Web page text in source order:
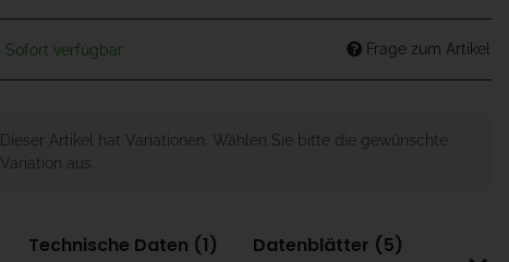
Sofort verfügbar Frage zum Artikel
x
Dieser Artikel hat Variationen. Wählen Sie bitte die gewünschte
Variation aus.
Technische Daten (1) Datenblätter (5)